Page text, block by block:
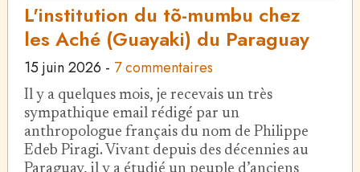
L'institution du tõ-mumbu chez
les Aché (Guayaki) du Paraguay
15 juin 2026 - 7 commentaires
Il y a quelques mois, je recevais un très
sympathique email rédigé par un
anthropologue français du nom de Philippe
Edeb Piragi. Vivant depuis des décennies au